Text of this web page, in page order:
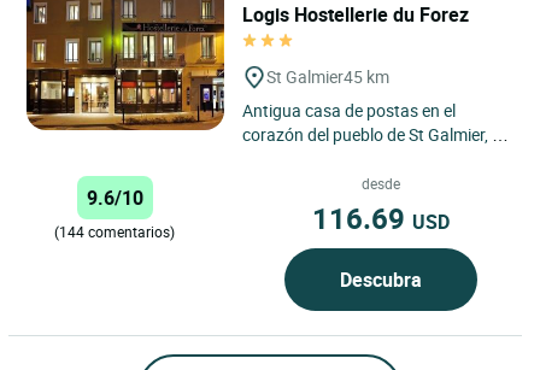
Logis Hostellerie du Forez
St Galmier45 km
Antigua casa de postas en el
corazón del pueblo de St Galmier, la
9.6/10
(144 comentarios)
desde
116.69 USD
Descubra